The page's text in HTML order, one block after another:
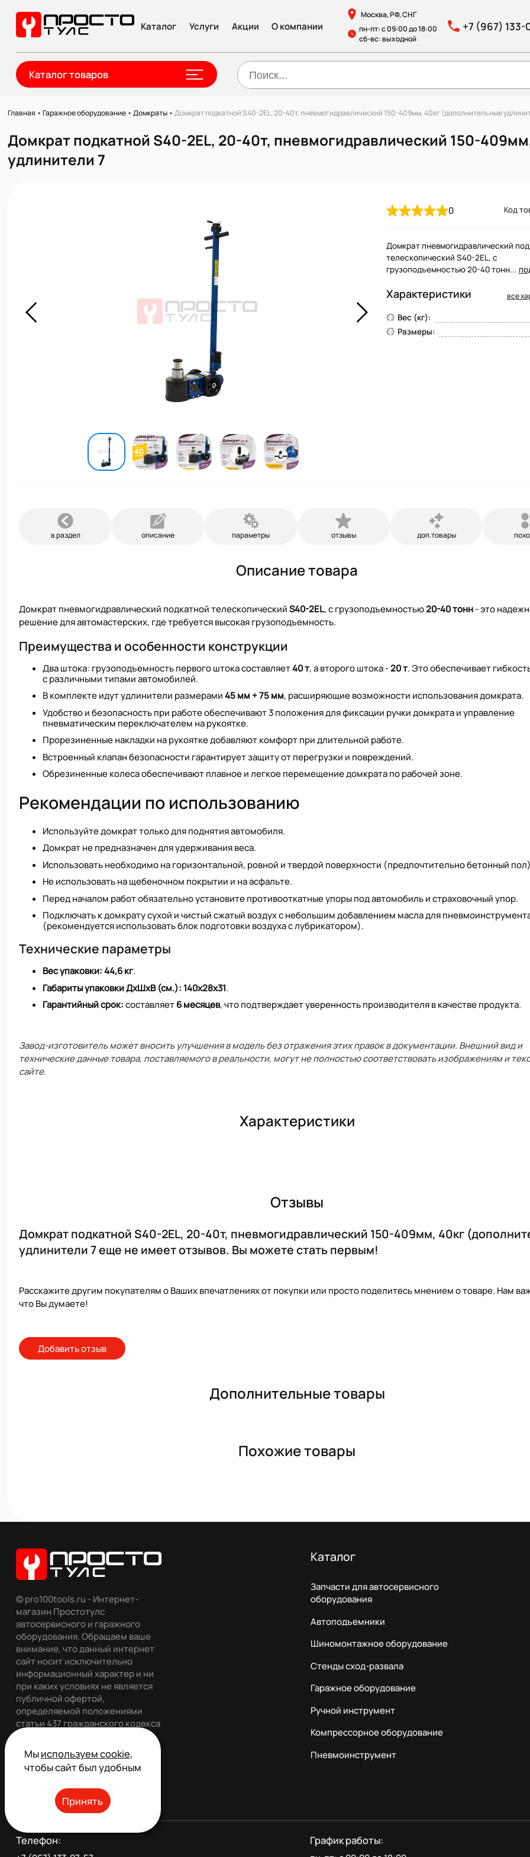
Каталог Услуги Акции О компании
Москва, РФ, СНГ
пн-пт: с 09:00 до 18:00
сб-вс: выходной
+7 (967) 133-
Каталог товаров
Главная •Гаражное оборудование •Домкраты •Домкрат подкатной S40-2EL, 20-40т, пневмогидравлический 150-409мм, 40кг (дополнительные
Домкрат подкатной S40-2EL, 20-40т, пневмогидравлический 150-
удлинители 7
0 Код
Домкрат пневмогидравлический
телескопический S40-2EL, с
грузоподъемностью 20-40 тонн...
Характеристики все
Вес (кг):
Размеры:
в раздел описание параметры отзывы доп.товары
Описание товара
Домкрат пневмогидравлический подкатной телескопическийS40-2EL, с грузоподъемностью20-40 тонн- это
решение для автомастерских, где требуется высокая грузоподъемность.
Преимущества и особенности конструкции
Два штока: грузоподъемность первого штока составляет40 т, а второго штока -20 т. Это обеспечивает
с различными типами автомобилей.
В комплекте идут удлинители размерами45 мм + 75 мм, расширяющие возможности использования домкрата.
Удобство и безопасность при работе обеспечивают 3 положения для фиксации ручки домкрата и управление
пневматическим переключателем на рукоятке.
Прорезиненные накладки на рукоятке добавляют комфорт при длительной работе.
Встроенный клапан безопасности гарантирует защиту от перегрузки и повреждений.
Обрезиненные колеса обеспечивают плавное и легкое перемещение домкрата по рабочей зоне.
Рекомендации по использованию
Используйте домкрат только для поднятия автомобиля.
Домкрат не предназначен для удерживания веса.
Использовать необходимо на горизонтальной, ровной и твердой поверхности (предпочтительно бетонный
Не использовать на щебеночном покрытии и на асфальте.
Перед началом работ обязательно установите противооткатные упоры под автомобиль и страховочный упор.
Подключать к домкрату сухой и чистый сжатый воздух с небольшим добавлением масла для
(рекомендуется использовать блок подготовки воздуха с лубрикатором).
Технические параметры
Вес упаковки: 44,6 кг.
Габариты упаковки ДхШхВ (см.): 140х28х31.
Гарантийный срок:составляет6 месяцев, что подтверждает уверенность производителя в качестве продукта.
Завод-изготовитель может вносить улучшения в модель без отражения этих правок в документации. Внешний вид и
технические данные товара, поставляемого в реальности, могут не полностью соответствовать изображениям и
сайте.
Характеристики
Отзывы
Домкрат подкатной S40-2EL, 20-40т, пневмогидравлический 150-409мм, 40кг
удлинители 7 еще не имеет отзывов. Вы можете стать первым!
Расскажите другим покупателям о Ваших впечатлениях от покупки или просто поделитесь мнением о товаре. Нам
что Вы думаете!
Добавить отзыв
Дополнительные товары
Похожие товары
© pro100tools.ru - Интернет-
магазин Простотулс
автосервисного и гаражного
оборудования. Обращаем ваше
внимание, что данный интернет
сайт носит исключительно
информационный характер и ни
при каких условиях не является
публичной офертой,
определяемой положениями
статьи 437 гражданского кодекса
Обратный звонок
Каталог
Запчасти для автосервисного
оборудования
Автоподъемники
Шиномонтажное оборудование
Стенды сход-развала
Гаражное оборудование
Ручной инструмент
Компрессорное оборудование
Пневмоинструмент
Телефон: График работы:
Мыиспользуем cookie,
чтобы сайт был удобным
Принять